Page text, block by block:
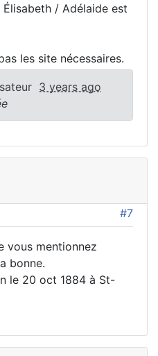
/ Adélaide est
les site nécessaires.
3 years ago
#7
vous mentionnez
bonne.
le 20 oct 1884 à St-